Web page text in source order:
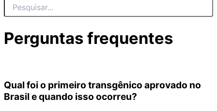
Perguntas frequentes
Qual foi o primeiro transgênico aprovado no
Brasil e quando isso ocorreu?